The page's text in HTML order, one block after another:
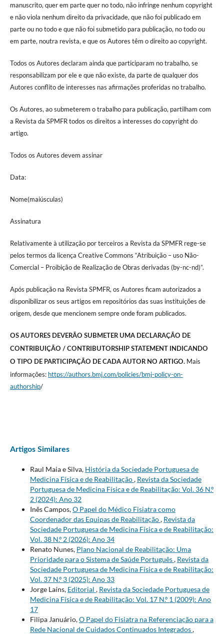
manuscrito, quer em parte quer no todo, não infringe nenhum copyright
e não viola nenhum direito da privacidade, que não foi publicado em
parte ou no todo e que não foi submetido para publicação, no todo ou
em parte, noutra revista, e que os Autores têm o direito ao copyright.
Todos os Autores declaram ainda que participaram no trabalho, se
responsabilizam por ele e que não existe, da parte de qualquer dos
Autores conflito de interesses nas afirmações proferidas no trabalho.
Os Autores, ao submeterem o trabalho para publicação, partilham com
a Revista da SPMFR todos os direitos a interesses do copyright do
artigo.
Todos os Autores devem assinar
Data:
Nome(maiúsculas)
Assinatura
Relativamente à utilização por terceiros a Revista da SPMFR rege-se
pelos termos da licença Creative Commons “Atribuição – uso Não-
Comercial – Proibição de Realização de Obras derivadas (by-nc-nd)”.
Após publicação na Revista SPMFR, os Autores ficam autorizados a
disponibilizar os seus artigos em repositórios das suas instituições de
origem, desde que mencionem sempre onde foram publicados.
OS AUTORES DEVERÃO SUBMETER UMA DECLARAÇÃO DE
CONTRIBUIÇÃO / CONTRIBUTORSHIP STATEMENT INDICANDO
O TIPO DE PARTICIPAÇÃO DE CADA AUTOR NO ARTIGO.Mais
informações: https://authors.bmj.com/policies/bmj-policy-on-
authorship/
Artigos Similares
Raul Maia e Silva, História da Sociedade Portuguesa de
Medicina Física e de Reabilitação, Revista da Sociedade
Portuguesa de Medicina Física e de Reabilitação: Vol. 36 N.º
2 (2024): Ano 32
Inês Campos,O Papel do Médico Fisiatra como
Coordenador das Equipas de Reabilitação, Revista da
Sociedade Portuguesa de Medicina Física e de Reabilitação:
Vol. 38 N.º 2 (2026): Ano 34
Renato Nunes, Plano Nacional de Reabilitação: Uma
Prioridade para o Sistema de Saúde Português, Revista da
Sociedade Portuguesa de Medicina Física e de Reabilitação:
Vol. 37 N.º 3 (2025): Ano 33
Jorge Laíns, Editorial , Revista da Sociedade Portuguesa de
Medicina Física e de Reabilitação: Vol. 17 N.º 1 (2009): Ano
17
Filipa Januário,O Papel do Fisiatra na Referenciação para a
Rede Nacional de Cuidados Continuados Integrados,